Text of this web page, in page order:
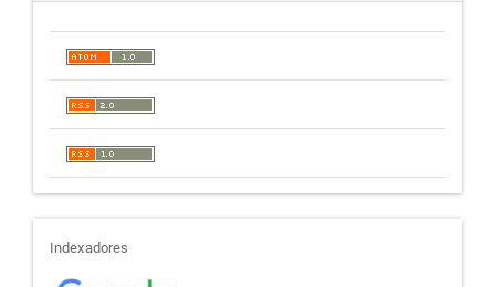
indexadores
Indexadores